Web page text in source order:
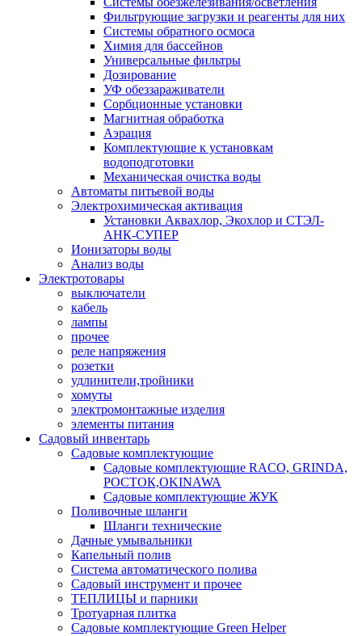
Фильтрующие загрузки и реагенты для них
Системы обратного осмоса
Химия для бассейнов
Универсальные фильтры
Дозирование
УФ обеззараживатели
Сорбционные установки
Магнитная обработка
Аэрация
Комплектующие к установкам
водоподготовки
Механическая очистка воды
Автоматы питьевой воды
Электрохимическая активация
Установки Аквахлор, Экохлор и СТЭЛ-
АНК-СУПЕР
Ионизаторы воды
Анализ воды
Электротовары
выключатели
кабель
лампы
прочее
реле напряжения
розетки
удлинители,тройники
хомуты
электромонтажные изделия
элементы питания
Садовый инвентарь
Садовые комплектующие
Садовые комплектующие RACO, GRINDA,
РОСТОК,OKINAWA
Садовые комплектующие ЖУК
Поливочные шланги
Шланги технические
Дачные умывальники
Капельный полив
Система автоматического полива
Садовый инструмент и прочее
ТЕПЛИЦЫ и парники
Тротуарная плитка
Садовые комплектующие Green Helper